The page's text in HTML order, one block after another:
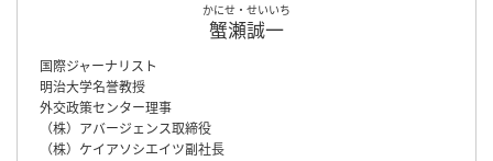
かにせ・せいいち
蟹瀬誠一
国際ジャーナリスト
明治大学名誉教授
外交政策センター理事
（株）アバージェンス取締役
（株）ケイアソシエイツ副社長